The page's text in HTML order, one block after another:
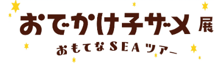
！
数
を
読